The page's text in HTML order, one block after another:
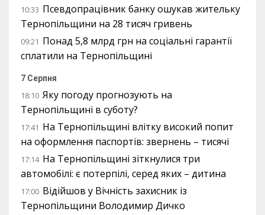
10:33 Псевдопрацівник банку ошукав жительку
Тернопільщини на 28 тисяч гривень
09:21 Понад 5,8 млрд грн на соціальні гарантії
сплатили на Тернопільщині
7 Серпня
18:10 Яку погоду прогнозують на
Тернопільщині в суботу?
17:41 На Тернопільщині влітку високий попит
на оформлення паспортів: звернень – тисячі
17:14 На Тернопільщині зіткнулися три
автомобілі: є потерпілі, серед яких – дитина
17:00 Відійшов у Вічність захисник із
Тернопільщини Володимир Дичко